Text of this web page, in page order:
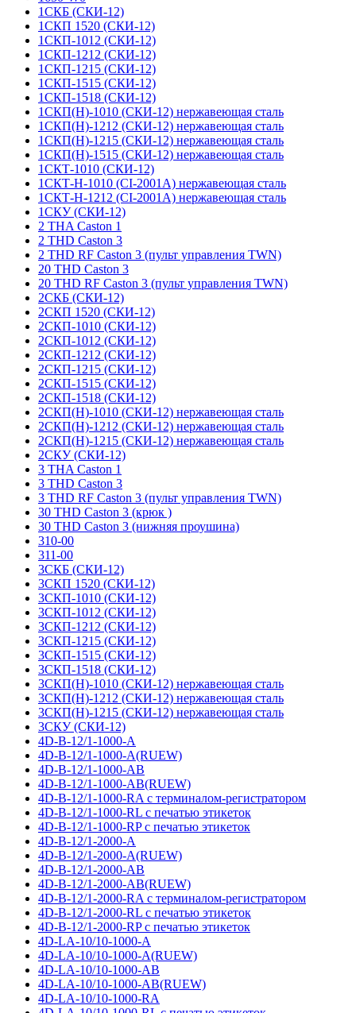
1СКБ (СКИ-12)
1СКП 1520 (СКИ-12)
1СКП-1012 (СКИ-12)
1СКП-1212 (СКИ-12)
1СКП-1215 (СКИ-12)
1СКП-1515 (СКИ-12)
1СКП-1518 (СКИ-12)
1СКП(Н)-1010 (СКИ-12) нержавеющая сталь
1СКП(Н)-1212 (СКИ-12) нержавеющая сталь
1СКП(Н)-1215 (СКИ-12) нержавеющая сталь
1СКП(Н)-1515 (СКИ-12) нержавеющая сталь
1СКТ-1010 (СКИ-12)
1СКТ-Н-1010 (CI-2001A) нержавеющая сталь
1СКТ-Н-1212 (CI-2001A) нержавеющая сталь
1СКУ (СКИ-12)
2 THA Caston 1
2 THD Caston 3
2 THD RF Caston 3 (пульт управления TWN)
20 THD Caston 3
20 THD RF Caston 3 (пульт управления TWN)
2СКБ (СКИ-12)
2СКП 1520 (СКИ-12)
2СКП-1010 (СКИ-12)
2СКП-1012 (СКИ-12)
2СКП-1212 (СКИ-12)
2СКП-1215 (СКИ-12)
2СКП-1515 (СКИ-12)
2СКП-1518 (СКИ-12)
2СКП(Н)-1010 (СКИ-12) нержавеющая сталь
2СКП(Н)-1212 (СКИ-12) нержавеющая сталь
2СКП(Н)-1215 (СКИ-12) нержавеющая сталь
2СКУ (СКИ-12)
3 THA Caston 1
3 THD Caston 3
3 THD RF Caston 3 (пульт управления TWN)
30 THD Caston 3 (крюк )
30 THD Caston 3 (нижняя проушина)
310-00
311-00
3СКБ (СКИ-12)
3СКП 1520 (СКИ-12)
3СКП-1010 (СКИ-12)
3СКП-1012 (СКИ-12)
3СКП-1212 (СКИ-12)
3СКП-1215 (СКИ-12)
3СКП-1515 (СКИ-12)
3СКП-1518 (СКИ-12)
3СКП(Н)-1010 (СКИ-12) нержавеющая сталь
3СКП(Н)-1212 (СКИ-12) нержавеющая сталь
3СКП(Н)-1215 (СКИ-12) нержавеющая сталь
3СКУ (СКИ-12)
4D-B-12/1-1000-A
4D-B-12/1-1000-A(RUEW)
4D-B-12/1-1000-AB
4D-B-12/1-1000-AB(RUEW)
4D-B-12/1-1000-RA с терминалом-регистратором
4D-B-12/1-1000-RL с печатью этикеток
4D-B-12/1-1000-RP с печатью этикеток
4D-B-12/1-2000-A
4D-B-12/1-2000-A(RUEW)
4D-B-12/1-2000-AB
4D-B-12/1-2000-AB(RUEW)
4D-B-12/1-2000-RA с терминалом-регистратором
4D-B-12/1-2000-RL с печатью этикеток
4D-B-12/1-2000-RP с печатью этикеток
4D-LA-10/10-1000-A
4D-LA-10/10-1000-A(RUEW)
4D-LA-10/10-1000-AB
4D-LA-10/10-1000-AB(RUEW)
4D-LA-10/10-1000-RA